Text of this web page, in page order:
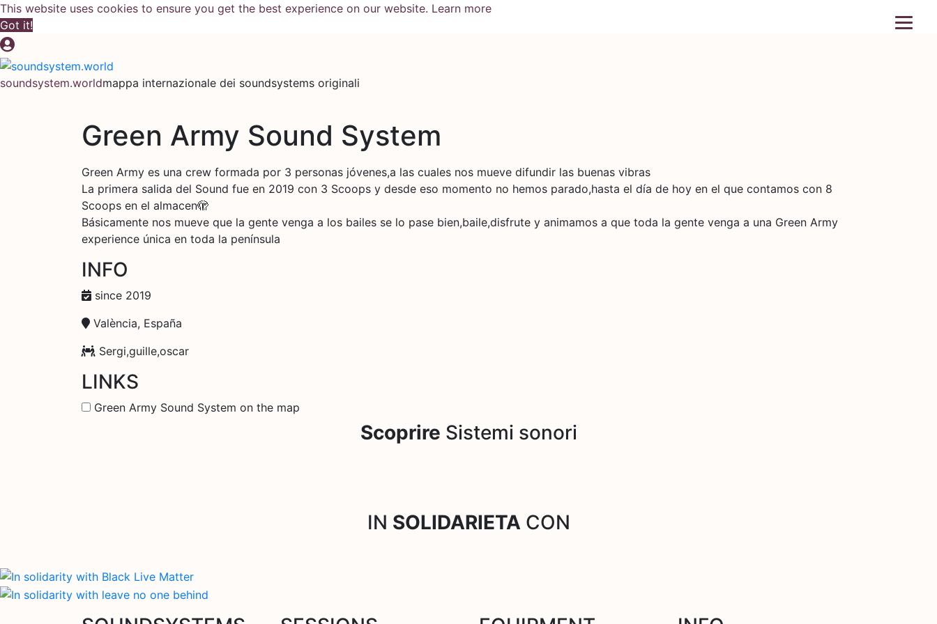
This website uses cookies to ensure you get the best experience on our website. Learn more
Got it!
Salta
al
contenuto
soundsystem.worldmappa internazionale dei soundsystems originali
Green Army Sound System
Green Army es una crew formada por 3 personas jóvenes,a las cuales nos mueve difundir las buenas vibras
La primera salida del Sound fue en 2019 con 3 Scoops y desde eso momento no hemos parado,hasta el día de hoy en el que contamos con 8
Scoops en el almacen🫣
Básicamente nos mueve que la gente venga a los bailes se lo pase bien,baile,disfrute y animamos a que toda la gente venga a una Green Army
experience única en toda la península
INFO
since 2019
València, España
Sergi,guille,oscar
LINKS
Green Army Sound System on the map
Scoprire Sistemi sonori
IN SOLIDARIETA CON